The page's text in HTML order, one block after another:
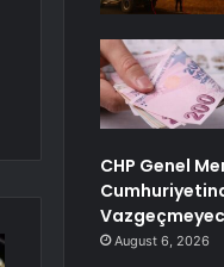
CHP Genel
August 6, 2026